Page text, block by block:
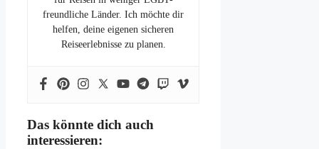
freundliche Länder. Ich möchte dir
helfen, deine eigenen sicheren
Reiseerlebnisse zu planen.
Das könnte dich auch
interessieren: